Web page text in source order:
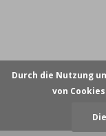
Durch die Nutzung
von